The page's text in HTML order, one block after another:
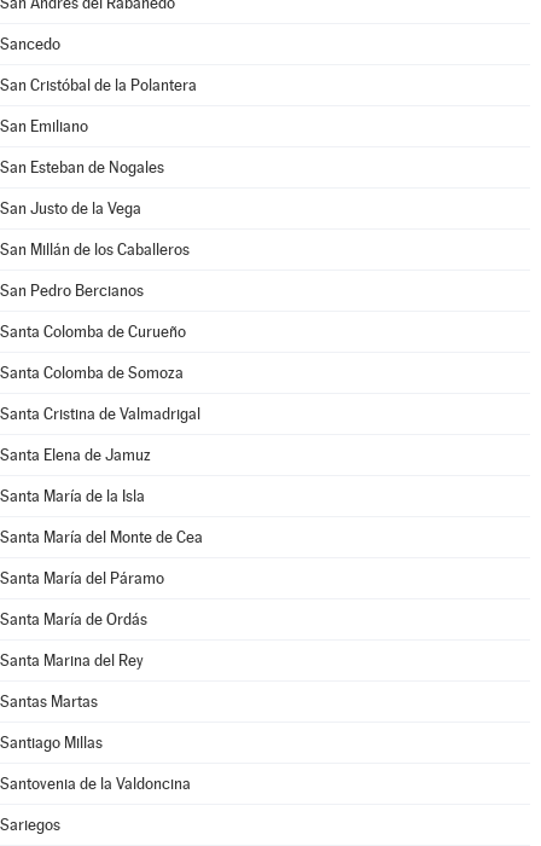
Sancedo
San Cristóbal de la Polantera
San Emiliano
San Esteban de Nogales
San Justo de la Vega
San Millán de los Caballeros
San Pedro Bercianos
Santa Colomba de Curueño
Santa Colomba de Somoza
Santa Cristina de Valmadrigal
Santa Elena de Jamuz
Santa María de la Isla
Santa María del Monte de Cea
Santa María del Páramo
Santa María de Ordás
Santa Marina del Rey
Santas Martas
Santiago Millas
Santovenia de la Valdoncina
Sariegos